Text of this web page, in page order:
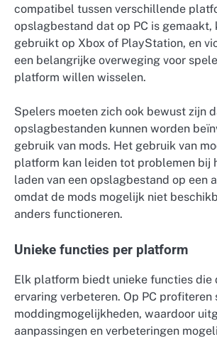
compatibel tussen verschillende
opslagbestand dat op PC is gemaakt,
gebruikt op Xbox of PlayStation, en
een belangrijke overweging voor
platform willen wisselen.
Spelers moeten zich ook bewust zijn
opslagbestanden kunnen worden
gebruik van mods. Het gebruik van
platform kan leiden tot problemen bij
laden van een opslagbestand op een
omdat de mods mogelijk niet
anders functioneren.
Unieke functies per platform
Elk platform biedt unieke functies die
ervaring verbeteren. Op PC profiteren
moddingmogelijkheden, waardoor
aanpassingen en verbeteringen